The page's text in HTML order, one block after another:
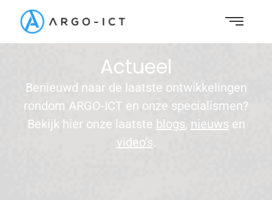
Actueel
Benieuwd naar de laatste ontwikkelingen
rondom ARGO-ICT en onze specialismen?
Bekijk hier onze laatste blogs, nieuws en
video’s.